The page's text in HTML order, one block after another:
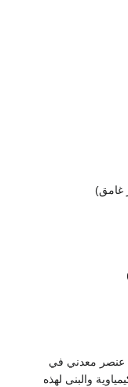
عنصر معدني في
والبنى لهذه